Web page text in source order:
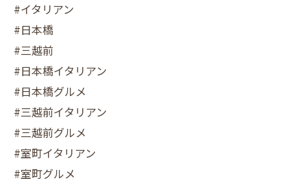
#イタリアン
#日本橋
#三越前
#日本橋イタリアン
#日本橋グルメ
#三越前イタリアン
#三越前グルメ
#室町イタリアン
#室町グルメ